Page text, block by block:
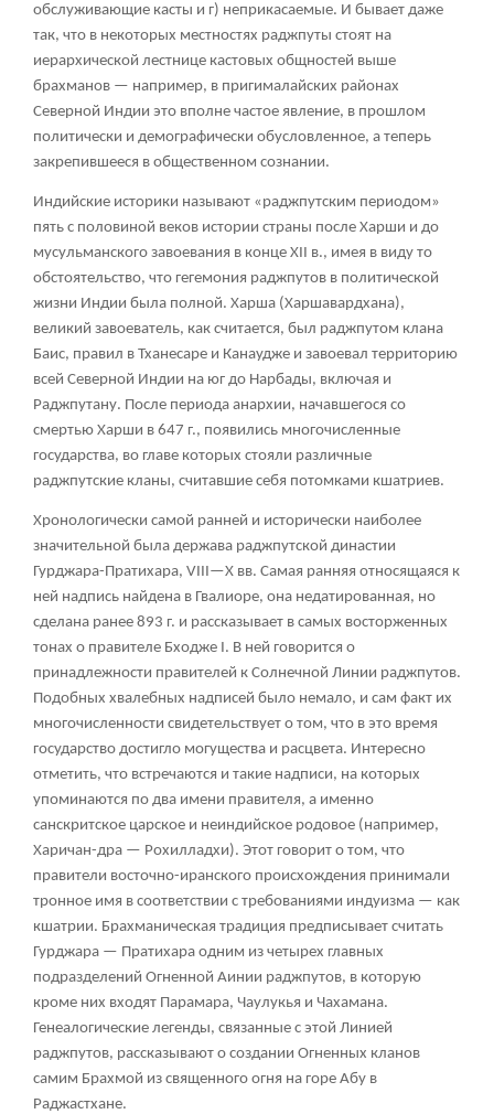
обслуживающие касты и г) неприкасаемые. И бывает даже
так, что в некоторых местностях раджпуты стоят на
иерархической лестнице кастовых общностей выше
брахманов — например, в пригималайских районах
Северной Индии это вполне частое явление, в прошлом
политически и демографически обусловленное, а теперь
закрепившееся в общественном сознании.
Индийские историки называют «раджпутским периодом»
пять с половиной веков истории страны после Харши и до
мусульманского завоевания в конце XII в., имея в виду то
обстоятельство, что гегемония раджпутов в политической
жизни Индии была полной. Харша (Харшавардхана),
великий завоеватель, как считается, был раджпутом клана
Баис, правил в Тханесаре и Канаудже и завоевал территорию
всей Северной Индии на юг до Нарбады, включая и
Раджпутану. После периода анархии, начавшегося со
смертью Харши в 647 г., появились многочисленные
государства, во главе которых стояли различные
раджпутские кланы, считавшие себя потомками кшатриев.
Хронологически самой ранней и исторически наиболее
значительной была держава раджпутской династии
Гурджара-Пратихара, VIII—X вв. Самая ранняя относящаяся к
ней надпись найдена в Гвалиоре, она недатированная, но
сделана ранее 893 г. и рассказывает в самых восторженных
тонах о правителе Бходже I. В ней говорится о
принадлежности правителей к Солнечной Линии раджпутов.
Подобных хвалебных надписей было немало, и сам факт их
многочисленности свидетельствует о том, что в это время
государство достигло могущества и расцвета. Интересно
отметить, что встречаются и такие надписи, на которых
упоминаются по два имени правителя, а именно
санскритское царское и неиндийское родовое (например,
Харичан-дра — Рохилладхи). Этот говорит о том, что
правители восточно-иранского происхождения принимали
тронное имя в соответствии с требованиями индуизма — как
кшатрии. Брахманическая традиция предписывает считать
Гурджара — Пратихара одним из четырех главных
подразделений Огненной Аинии раджпутов, в которую
кроме них входят Парамара, Чаулукья и Чахамана.
Генеалогические легенды, связанные с этой Линией
раджпутов, рассказывают о создании Огненных кланов
самим Брахмой из священного огня на горе Абу в
Раджастхане.